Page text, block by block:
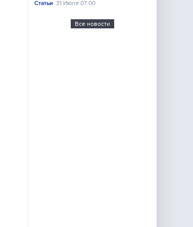
Статьи 31 Июля 07:00
Все новости